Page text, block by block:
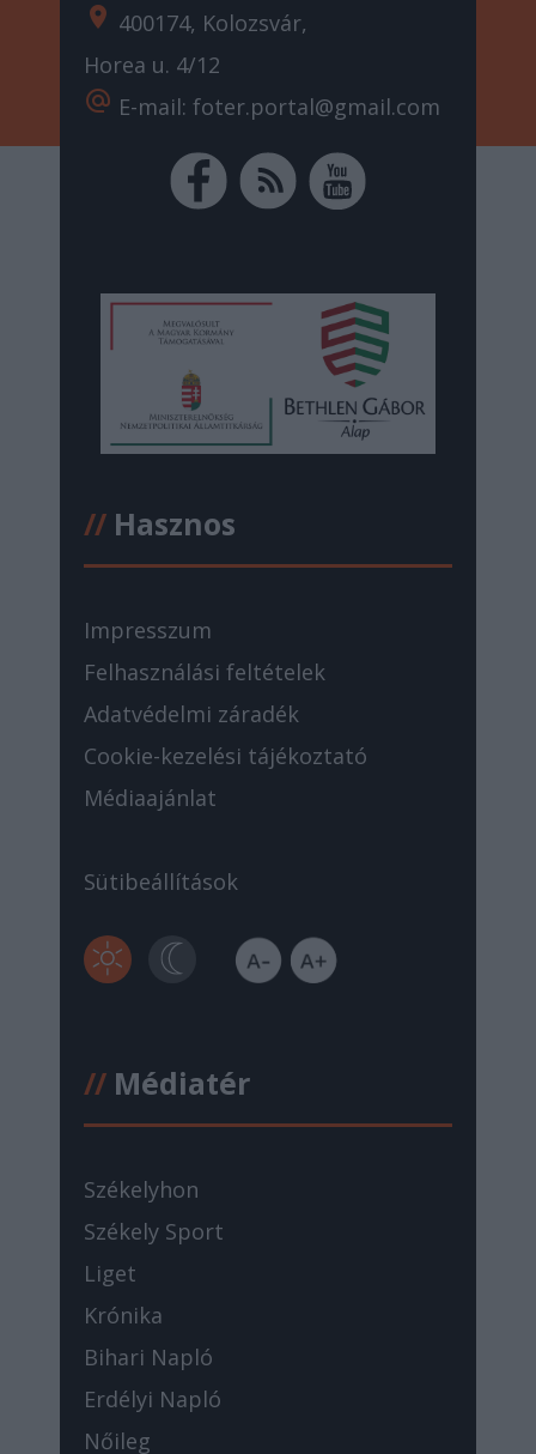
location_on 400174, Kolozsvár,
Horea u. 4/12
alternate_email E-mail: foter.portal@gmail.com
//Hasznos
Impresszum
Felhasználási feltételek
Adatvédelmi záradék
Cookie-kezelési tájékoztató
Médiaajánlat
Sütibeállítások
//Médiatér
Székelyhon
Székely Sport
Liget
Krónika
Bihari Napló
Erdélyi Napló
Nőileg